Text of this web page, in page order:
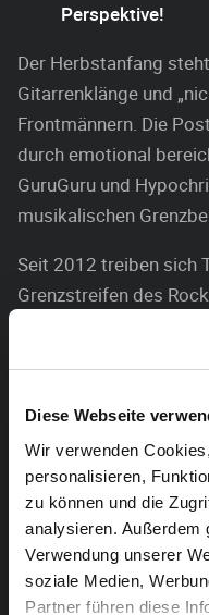
Diese Webseite
Wir verwenden
personalisieren,
zu können und die
analysieren. Außerdem
Verwendung unserer
soziale Medien,
Partner führen diese
Perspektive!
Der Herbstanfang
Gitarrenklänge und
Frontmännern. Die
durch emotional
GuruGuru und
musikalischen
Seit 2012 treiben sich
Grenzstreifen des
Leadsänger mit einer
fieberhaften Gitarren
von Deerhof, The
unüberhörbar, aber
Psycho-Noise hat die
unberechenbare
ohrwurmartig in die
balanciert der Sänger
theatralischen